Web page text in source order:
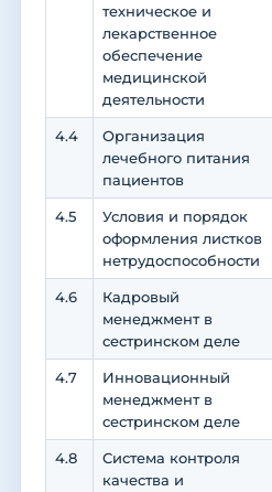
техническое и
лекарственное
обеспечение
медицинской
деятельности
4.4
Организация
лечебного питания
пациентов
4.5
Условия и порядок
оформления листков
нетрудоспособности
4.6
Кадровый
менеджмент в
сестринском деле
4.7
Инновационный
менеджмент в
сестринском деле
4.8
Система контроля
качества и